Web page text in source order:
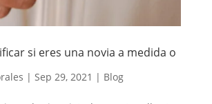
si eres una novia a medida o
| Sep 29, 2021 | Blog